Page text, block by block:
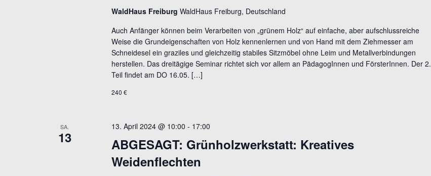
WaldHaus Freiburg WaldHaus Freiburg, Deutschland
Auch Anfänger können beim Verarbeiten von „grünem Holz“ auf einfache, aber aufschlussreiche
Weise die Grundeigenschaften von Holz kennenlernen und von Hand mit dem Ziehmesser am
Schneidesel ein graziles und gleichzeitig stabiles Sitzmöbel ohne Leim und Metallverbindungen
herstellen. Das dreitägige Seminar richtet sich vor allem an PädagogInnen und FörsterInnen. Der 2.
Teil findet am DO 16.05. […]
240 €
SA.
13
ABGESAGT: Grünholzwerkstatt: Kreatives
Weidenflechten
13. April 2024 @ 10:00 - 17:00